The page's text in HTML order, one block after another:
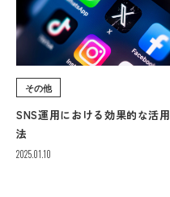
その他
SNS運用における効果的な活用
法
2025.01.10